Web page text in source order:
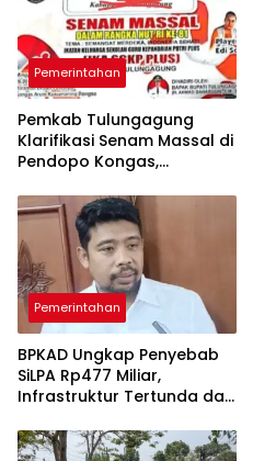
Pemerintahan
Pemkab Tulungagung
Klarifikasi Senam Massal di
Pendopo Kongas,
Resmi Daerah
Pemerintahan
BPKAD Ungkap Penyebab
SiLPA Rp477 Miliar,
Infrastruktur Tertunda dan